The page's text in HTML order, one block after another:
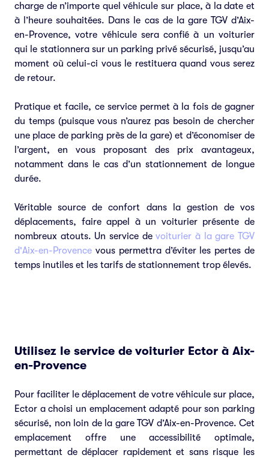
charge de n’importe quel véhicule sur place, à la date et
à l’heure souhaitées. Dans le cas de la gare TGV d’Aix-
en-Provence, votre véhicule sera confié à un voiturier
qui le stationnera sur un parking privé sécurisé, jusqu’au
moment où celui-ci vous le restituera quand vous serez
de retour.
Pratique et facile, ce service permet à la fois de gagner
du temps (puisque vous n’aurez pas besoin de chercher
une place de parking près de la gare) et d’économiser de
l’argent, en vous proposant des prix avantageux,
notamment dans le cas d’un stationnement de longue
durée.
Véritable source de confort dans la gestion de vos
déplacements, faire appel à un voiturier présente de
nombreux atouts. Un service devoiturier à la gare TGV
d'Aix-en-Provence vous permettra d’éviter les pertes de
temps inutiles et les tarifs de stationnement trop élevés.
Utilisez le service de voiturier Ector à Aix-
en-Provence
Pour faciliter le déplacement de votre véhicule sur place,
Ector a choisi un emplacement adapté pour son parking
sécurisé, non loin de la gare TGV d’Aix-en-Provence. Cet
emplacement offre une accessibilité optimale,
permettant de déplacer rapidement et sans risque les